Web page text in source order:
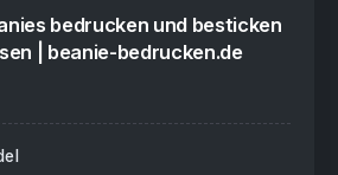
bedrucken und besticken
| beanie-bedrucken.de